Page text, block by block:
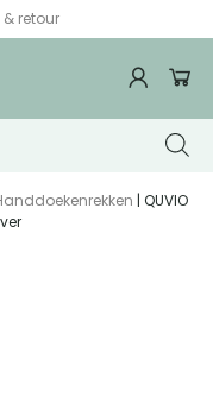
in huis*
| QUVIO